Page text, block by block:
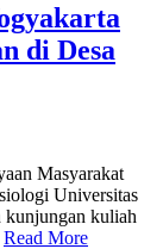
di Desa
Masyarakat
Universitas
kuliah
Read More